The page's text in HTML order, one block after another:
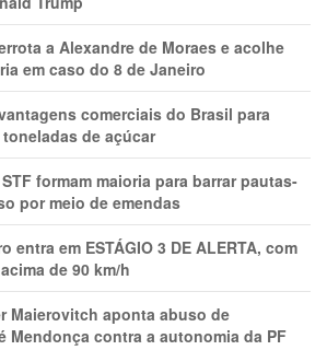
a Alexandre de Moraes e acolhe
em caso do 8 de Janeiro
comerciais do Brasil para
de açúcar
formam maioria para barrar pautas-
por meio de emendas
entra em ESTÁGIO 3 DE ALERTA, com
de 90 km/h
Maierovitch aponta abuso de
Mendonça contra a autonomia da PF